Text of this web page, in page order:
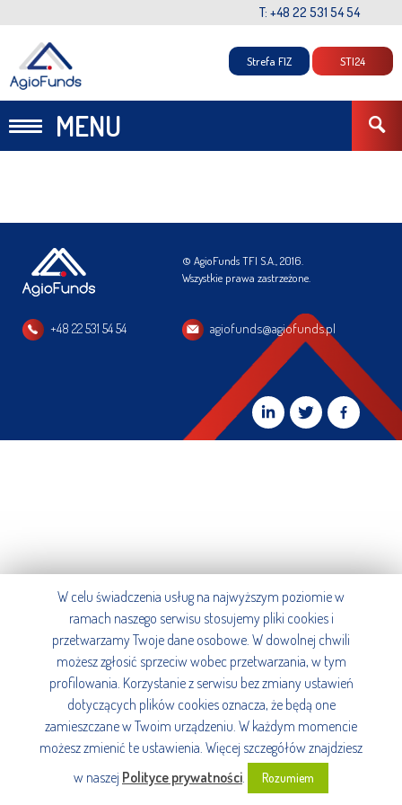
T: +48 22 531 54 54
MENU
Strefa FIZ STI24
© AgioFunds TFI S.A., 2016.
Wszystkie prawa zastrzeżone.
+48 22 531 54 54 agiofunds@agiofunds.pl
W celu świadczenia usług na najwyższym poziomie w
ramach naszego serwisu stosujemy pliki cookies i
przetwarzamy Twoje dane osobowe. W dowolnej chwili
możesz zgłosić sprzeciw wobec przetwarzania, w tym
profilowania. Korzystanie z serwisu bez zmiany ustawień
dotyczących plików cookies oznacza, że będą one
zamieszczane w Twoim urządzeniu. W każdym momencie
możesz zmienić te ustawienia. Więcej szczegółów znajdziesz
w naszej Polityce prywatności. Rozumiem